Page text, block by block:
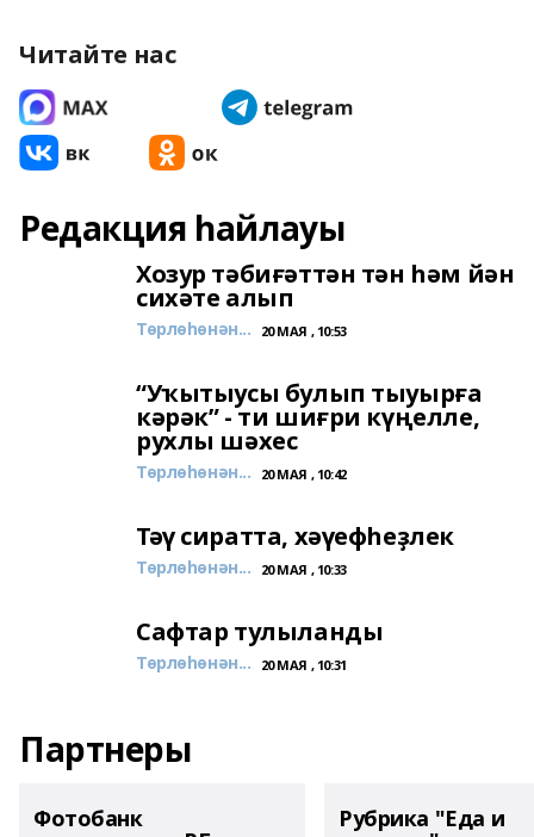
Читайте нас
Редакция һайлауы
Хозур тәбиғәттән тән һәм йән
сихәте алып
Төрлөһөнән... 20 МАЯ , 10:53
“Уҡытыусы булып тыуырға
кәрәк” - ти шиғри күңелле,
рухлы шәхес
Төрлөһөнән... 20 МАЯ , 10:42
Тәү сиратта, хәүефһеҙлек
Төрлөһөнән... 20 МАЯ , 10:33
Сафтар тулыланды
Төрлөһөнән... 20 МАЯ , 10:31
Партнеры
Фотобанк Рубрика "Еда и